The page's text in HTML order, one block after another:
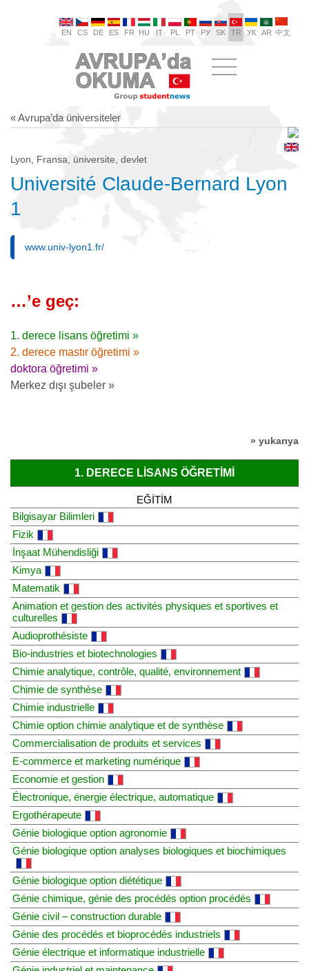
EN CS DE ES FR HU IT PL PT РУ SK TR УК AR 中文
« Avrupa’da üniversiteler
Lyon, Fransa, üniversite, devlet
Université Claude-Bernard Lyon
1
www.univ-lyon1.fr/
…’e geç:
1. derece lisans öğretimi »
2. derece mastır öğretimi »
doktora öğretimi »
Merkez dışı şubeler »
» yukarıya
1. DERECE LISANS ÖĞRETIMI
EĞITIM
Bilgisayar Bilimleri
Fizik
İnşaat Mühendisliği
Kimya
Matematik
Animation et gestion des activités physiques et sportives et
culturelles
Audioprothésiste
Bio-industries et biotechnologies
Chimie analytique, contrôle, qualité, environnement
Chimie de synthèse
Chimie industrielle
Chimie option chimie analytique et de synthèse
Commercialisation de produits et services
E-commerce et marketing numérique
Economie et gestion
Électronique, énergie électrique, automatique
Ergothérapeute
Génie biologique option agronomie
Génie biologique option analyses biologiques et biochimiques
Génie biologique option diététique
Génie chimique, génie des procédés option procédés
Génie civil – construction durable
Génie des procédés et bioprocédés industriels
Génie électrique et informatique industrielle